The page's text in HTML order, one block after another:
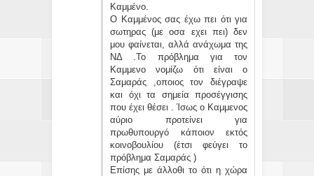
Καμμένο.
Ο Καμμένος σας έχω πει ότι για
σωτηρας (με οσα εχει πει) δεν
μου φαίνεται, αλλά ανάχωμα της
ΝΔ .Το πρόβλημα για τον
Καμμενο νομίζω ότι είναι ο
Σαμαράς ,οποιος τον διέγραψε
και όχι τα σημεία προσέγγισης
που έχει θέσει . Ίσως ο Καμμενος
αύριο προτείνει για
πρωθυπουργό κάποιον εκτός
κοινοβουλίου (έτσι φεύγει το
πρόβλημα Σαμαράς )
Επίσης με άλλοθι το ότι η χώρα